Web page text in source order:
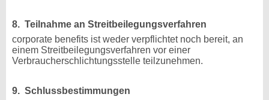
8. Teilnahme an Streitbeilegungsverfahren
corporate benefits ist weder verpflichtet noch bereit, an
einem Streitbeilegungsverfahren vor einer
Verbraucherschlichtungsstelle teilzunehmen.
9. Schlussbestimmungen